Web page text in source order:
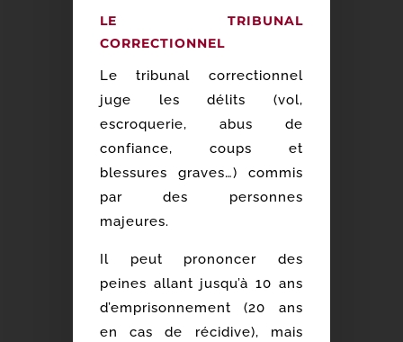
LE TRIBUNAL
CORRECTIONNEL
Le tribunal correctionnel
juge les délits (vol,
escroquerie, abus de
confiance, coups et
blessures graves…) commis
par des personnes
majeures.
Il peut prononcer des
peines allant jusqu’à 10 ans
d’emprisonnement (20 ans
en cas de récidive), mais